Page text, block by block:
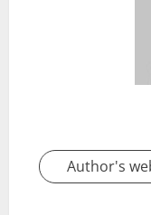
Author's